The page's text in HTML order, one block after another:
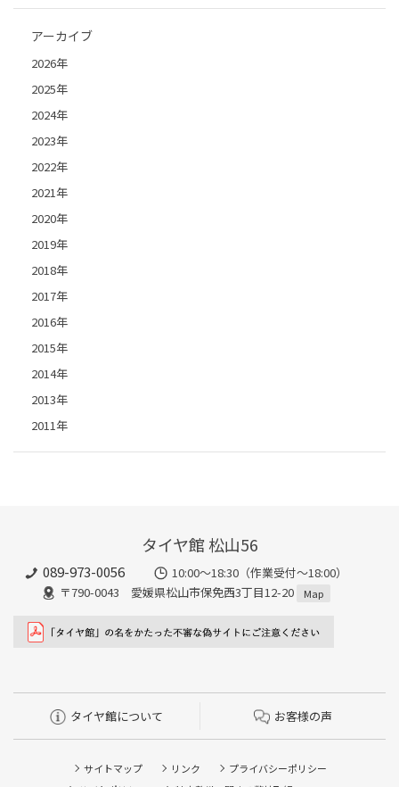
アーカイブ
2026年
2025年
2024年
2023年
2022年
2021年
2020年
2019年
2018年
2017年
2016年
2015年
2014年
2013年
2011年
タイヤ館 松山56
089-973-0056
10:00～18:30（作業受付～18:00）
〒790-0043 愛媛県松山市保免西3丁目12-20
Map
タイヤ館について お客様の声
サイトマップ リンク
プライバシーポリシー